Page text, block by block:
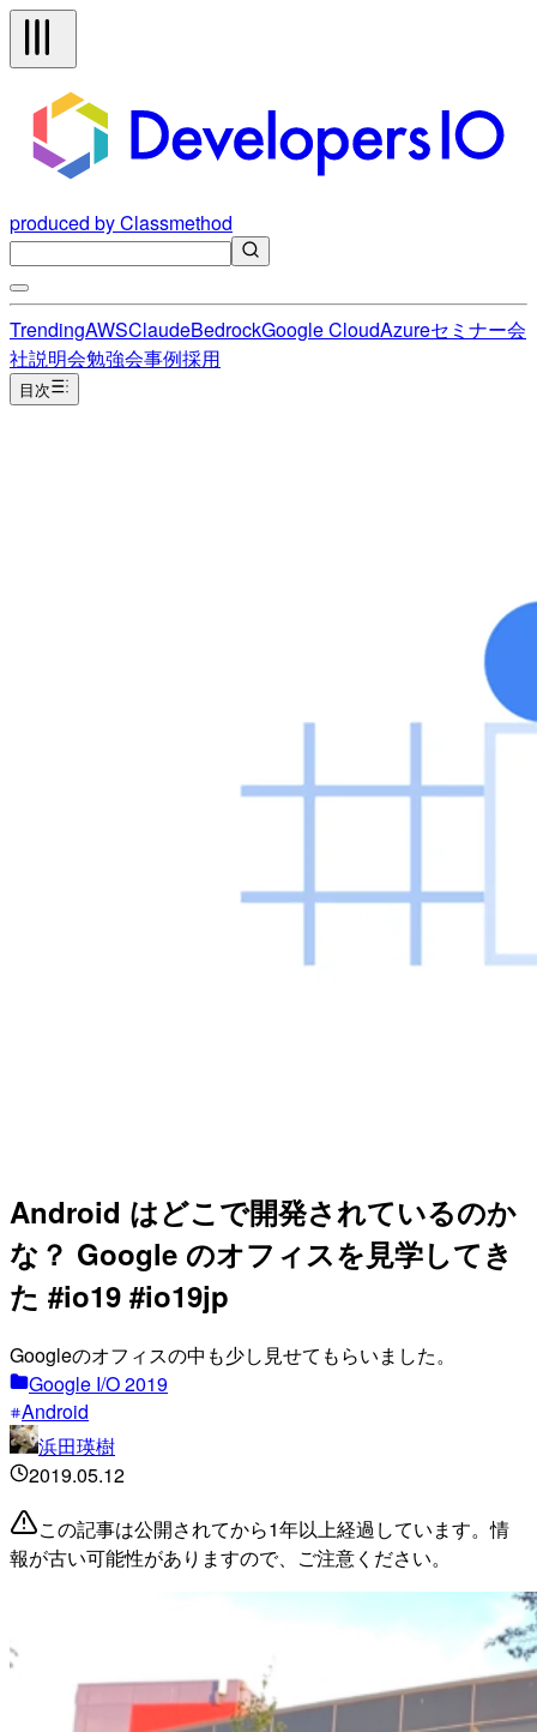
produced by Classmethod
TrendingAWSClaudeBedrockGoogle CloudAzureセミナー会
社説明会勉強会事例採用
目次
Android はどこで開発されているのか
な？ Google のオフィスを見学してき
た #io19 #io19jp
Googleのオフィスの中も少し見せてもらいました。
Google I/O 2019
Android
浜田瑛樹
2019.05.12
この記事は公開されてから1年以上経過しています。情
報が古い可能性がありますので、ご注意ください。